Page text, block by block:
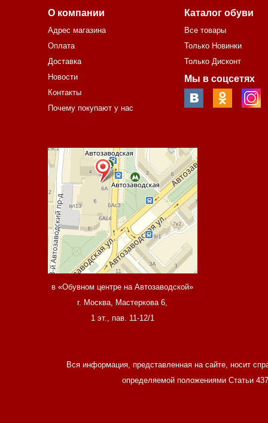
О компании
Адрес магазина
Оплата
Доставка
Новости
Контакты
Почему покупают у нас
Каталог обуви
Все товары
Только Новинки
Только Дисконт
Мы в соцсетях
в «Обувном центре на Автозаводской»
г. Москва, Мастеркова 6,
1 эт., пав. 11-12/1
Вся информация, представленная на сайте, носит
определяемой положениями Статьи